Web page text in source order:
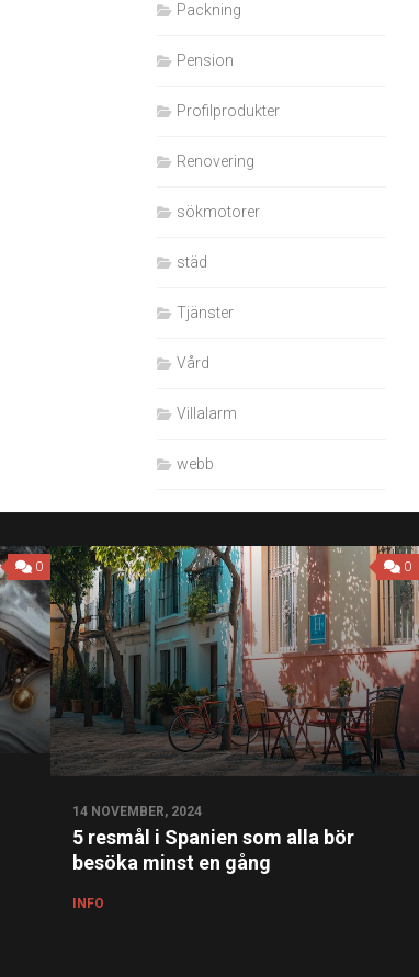
Packning
Pension
Profilprodukter
Renovering
sökmotorer
städ
Tjänster
Vård
Villalarm
webb
0 0
14 NOVEMBER, 2024
5 resmål i Spanien som alla bör
besöka minst en gång
INFO